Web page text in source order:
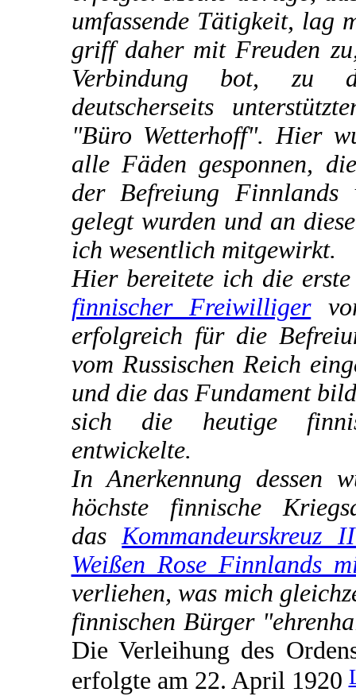
umfassende Tätigkeit, lag
griff daher mit Freuden
Verbindung bot, zu
deutscherseits
"Büro Wetterhoff". Hier
alle Fäden gesponnen,
der Befreiung Finnlands
gelegt wurden und an
ich wesentlich mitgewirkt.
Hier bereitete ich die
finnischer Freiwilliger
erfolgreich für die
vom Russischen Reich
und die das Fundament
sich die heutige
entwickelte.
In Anerkennung dessen
höchste finnische
das Kommandeurskreuz
Weißen Rose Finnlands
verliehen, was mich
finnischen Bürger
Die Verleihung des
erfolgte am 22. April 1920